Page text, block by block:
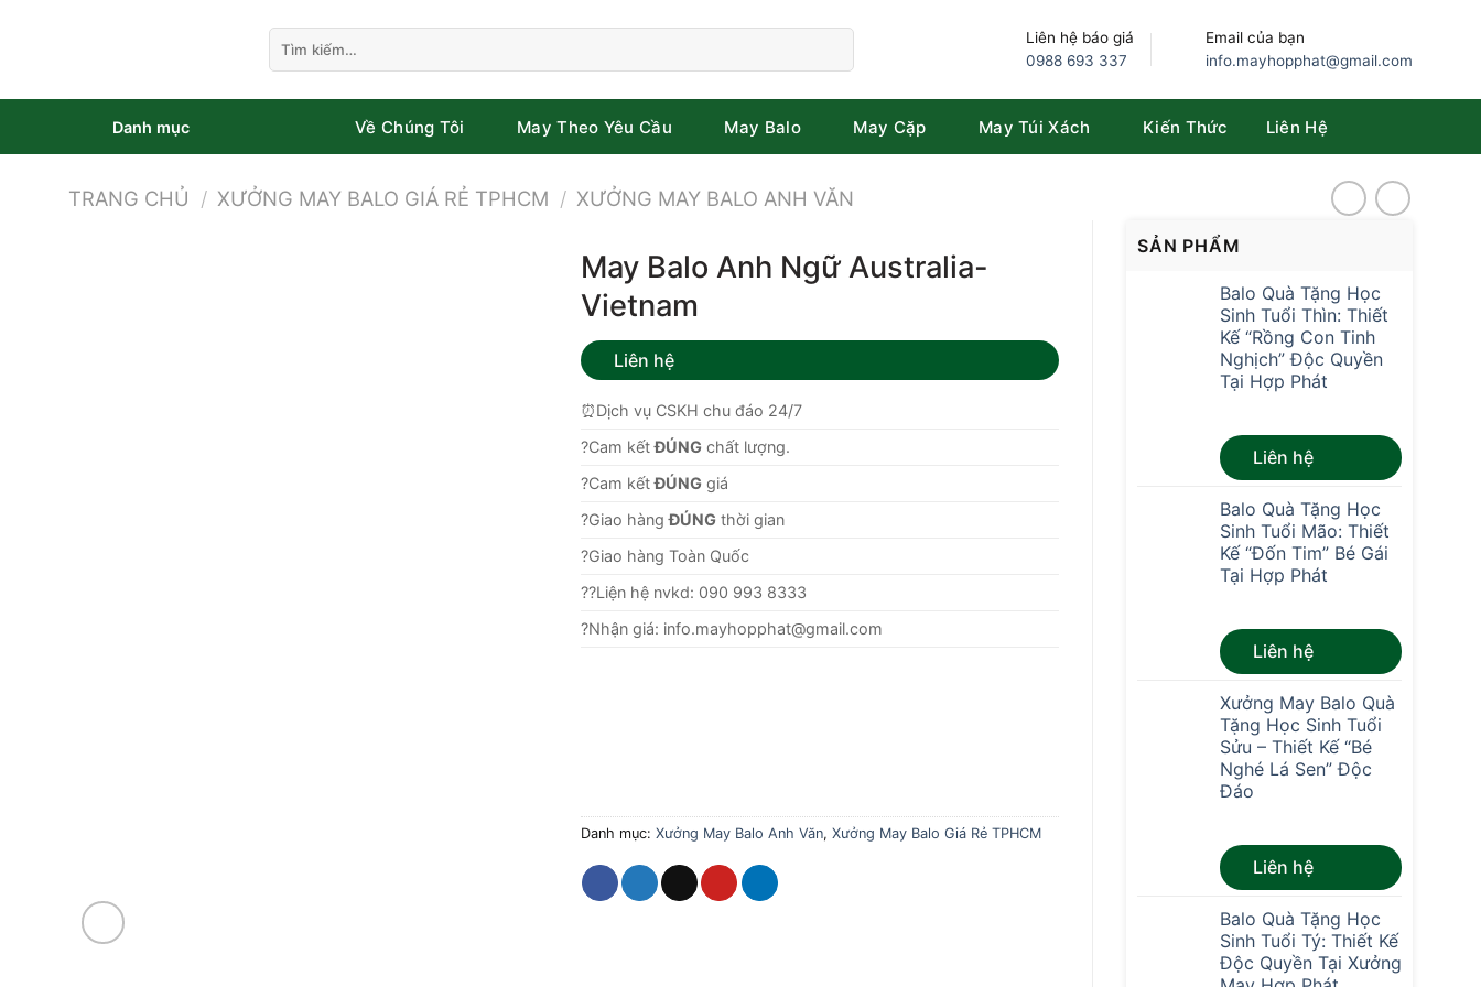
dung
kiếm:
Liên hệ báo giá
0988 693 337
Email của bạn
info.mayhopphat@gmail.com
Danh mục Về Chúng Tôi May Theo Yêu Cầu May Balo May Cặp May Túi Xách Kiến Thức Liên Hệ
TRANG CHỦ / XƯỞNG MAY BALO GIÁ RẺ TPHCM / XƯỞNG MAY BALO ANH VĂN
SẢN PHẨM
Balo Quà Tặng Học
Sinh Tuổi Thìn: Thiết
Kế “Rồng Con Tinh
Nghịch” Độc Quyền
Tại Hợp Phát
Được xếp
hạng4.67 5
sao
Liên hệ
Balo Quà Tặng Học
Sinh Tuổi Mão: Thiết
Kế “Đốn Tim” Bé Gái
Tại Hợp Phát
Được xếp
hạng4.67 5
sao
Liên hệ
Xưởng May Balo Quà
Tặng Học Sinh Tuổi
Sửu – Thiết Kế “Bé
Nghé Lá Sen” Độc
Đáo
Được xếp
hạng4.67 5
sao
Liên hệ
Balo Quà Tặng Học
Sinh Tuổi Tý: Thiết Kế
Độc Quyền Tại Xưởng
May Balo Anh Ngữ Australia-
Vietnam
Liên hệ
⏰Dịch vụ CSKH chu đáo 24/7
?Cam kếtĐÚNGchất lượng.
?Cam kếtĐÚNGgiá
?Giao hàngĐÚNGthời gian
?Giao hàng Toàn Quốc
??Liện hệ nvkd: 090 993 8333
?Nhận giá: info.mayhopphat@gmail.com
Danh mục: Xưởng May Balo Anh Văn, Xưởng May Balo Giá Rẻ TPHCM